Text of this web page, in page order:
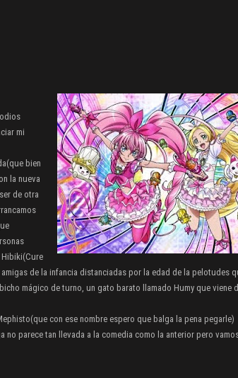
mi
bien
la nueva
de otra
Hibiki(Cure
de la infancia distanciadas por la edad de la pelotudes
mágico de turno, un gato barato llamado Humy que viene
con ese nombre espero que balga la pena pegarle)
no parece tan llevada a la comedia como la anterior pero